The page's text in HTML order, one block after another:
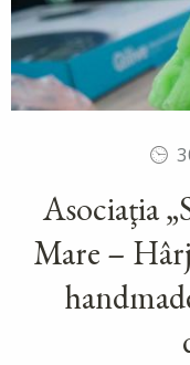
Asociaţia
Mare –